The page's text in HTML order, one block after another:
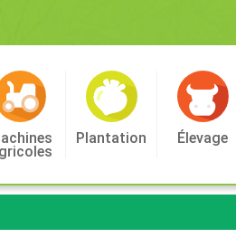
Plantation Élevage